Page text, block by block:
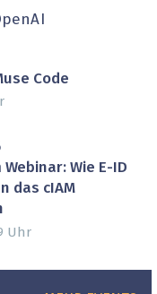
Code
Wie E-ID
das cIAM
Uhr